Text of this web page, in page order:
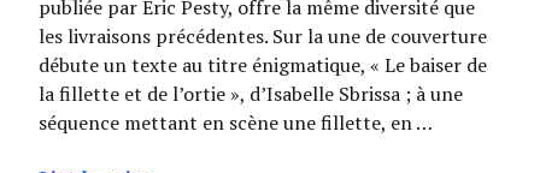
publiée par Éric Pesty, offre la même diversité que
les livraisons précédentes. Sur la une de couverture
débute un texte au titre énigmatique, « Le baiser de
la fillette et de l’ortie », d’Isabelle Sbrissa ; à une
séquence mettant en scène une fillette, en …